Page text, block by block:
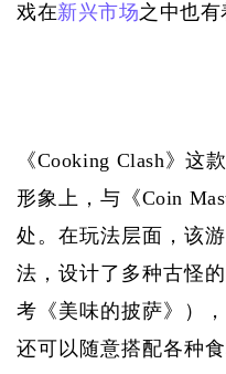
戏在新兴市场之中也有
《Cooking Clash》这
形象上，与《Coin
处。在玩法层面，该
法，设计了多种古怪
考《美味的披萨》）
还可以随意搭配各种